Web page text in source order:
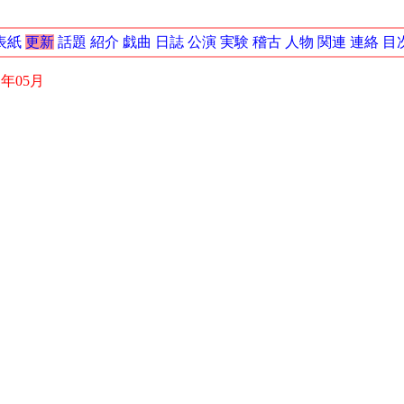
紙 更新 話題 紹介 戯曲 日誌 公演 実験 稽古 人物 関連 連絡 目
05月